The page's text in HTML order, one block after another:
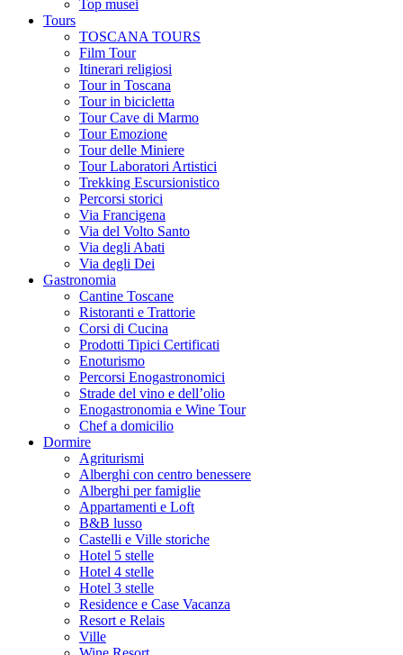
Top musei
Tours
TOSCANA TOURS
Film Tour
Itinerari religiosi
Tour in Toscana
Tour in bicicletta
Tour Cave di Marmo
Tour Emozione
Tour delle Miniere
Tour Laboratori Artistici
Trekking Escursionistico
Percorsi storici
Via Francigena
Via del Volto Santo
Via degli Abati
Via degli Dei
Gastronomia
Cantine Toscane
Ristoranti e Trattorie
Corsi di Cucina
Prodotti Tipici Certificati
Enoturismo
Percorsi Enogastronomici
Strade del vino e dell’olio
Enogastronomia e Wine Tour
Chef a domicilio
Dormire
Agriturismi
Alberghi con centro benessere
Alberghi per famiglie
Appartamenti e Loft
B&B lusso
Castelli e Ville storiche
Hotel 5 stelle
Hotel 4 stelle
Hotel 3 stelle
Residence e Case Vacanza
Resort e Relais
Ville